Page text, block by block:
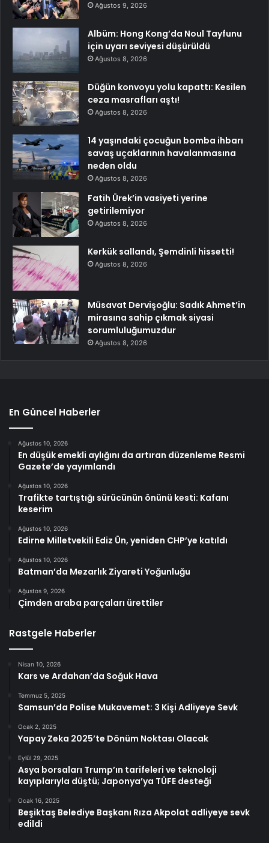
Ağustos 9, 2026
Albüm: Hong Kong’da Noul Tayfunu
için uyarı seviyesi düşürüldü
Ağustos 8, 2026
Düğün konvoyu yolu kapattı: Kesilen
ceza masrafları aştı!
Ağustos 8, 2026
14 yaşındaki çocuğun bomba ihbarı
savaş uçaklarının havalanmasına
neden oldu
Ağustos 8, 2026
Fatih Ürek’in vasiyeti yerine
getirilemiyor
Ağustos 8, 2026
Kerkük sallandı, Şemdinli hissetti!
Ağustos 8, 2026
Müsavat Dervişoğlu: Sadık Ahmet’in
mirasına sahip çıkmak siyasi
sorumluluğumuzdur
Ağustos 8, 2026
En Güncel Haberler
Ağustos 10, 2026
En düşük emekli aylığını da artıran düzenleme Resmi
Gazete’de yayımlandı
Ağustos 10, 2026
Trafikte tartıştığı sürücünün önünü kesti: Kafanı
keserim
Ağustos 10, 2026
Edirne Milletvekili Ediz Ün, yeniden CHP’ye katıldı
Ağustos 10, 2026
Batman’da Mezarlık Ziyareti Yoğunluğu
Ağustos 9, 2026
Çimden araba parçaları ürettiler
Rastgele Haberler
Nisan 10, 2026
Kars ve Ardahan’da Soğuk Hava
Temmuz 5, 2025
Samsun’da Polise Mukavemet: 3 Kişi Adliyeye Sevk
Ocak 2, 2025
Yapay Zeka 2025’te Dönüm Noktası Olacak
Eylül 29, 2025
Asya borsaları Trump’ın tarifeleri ve teknoloji
kayıplarıyla düştü; Japonya’ya TÜFE desteği
Ocak 16, 2025
Beşiktaş Belediye Başkanı Rıza Akpolat adliyeye sevk
edildi